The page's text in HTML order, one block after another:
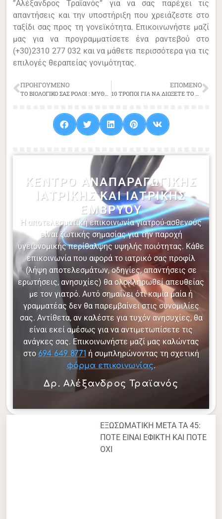
”Αλέξανδρος Τραϊανός” για να σας παρέχει τις
απαντήσεις και την υποστήριξη που χρειάζεστε στο
ταξίδι σας προς τη γονεϊκότητα. Επικοινωνήστε μαζί
μας για να προγραμματίσετε ένα ραντεβού στο
(+30)2310 277 032 και να μάθετε περισσότερα για τις
επιλογές θεραπείας γονιμότητας.
ΠΡΟΗΓΟΎΜΕΝΟ ΕΠΌΜΕΝΟ
ΚΈΝΤΡΟ ΑΝΑΠΑΡΑΓΩΓΙΚΉΣ
ΙΑΤΡΙΚΉΣ ΚΑΙ ΙΑΤΡΙΚΉΣ
ΕΜΒΡΎΟΥ
Η αποτελεσματική επικοινωνία γιατρού-ασθενούς
είναι ζωτικής σημασίας για την παροχή
υγειονομικής περίθαλψης υψηλής ποιότητας. Κάθε
επικοινωνία που αφορά το ιατρικό σας προφίλ
(λήψη αποτελεσμάτων, οδηγίες, απαντήσεις σε
ερωτήσεις, ανησυχίες) θα ολοκληρωθεί απευθείας
με τον γιατρό. Αυτό σημαίνει ότι καμία μαία ή
γραμματέας δεν θα παρεμβαίνει στις συνομιλίες
σας. Αντίθετα, αν καλέστε για τυχόν ανησυχίες, θα
είναι εκεί αμέσως για να αντιμετωπίσετε τις
ανάγκες σας. Επικοινωνήστε μαζί μας καλώντας
στο 694 649 8771 ή συμπληρώνοντας τη σχετική
φόρμα επικοινωνίας.
Δρ. Αλέξανδρος Τραϊανός
ΕΞΩΣΩΜΑΤΙΚΗ ΜΕΤΑ ΤΑ 45:
ΠΟΤΕ ΕΙΝΑΙ ΕΦΙΚΤΗ ΚΑΙ ΠΟΤΕ
ΟΧΙ